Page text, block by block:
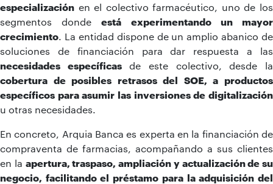
especialización en el colectivo farmacéutico, uno de los
segmentos dondeestá experimentando un mayor
crecimiento . La entidad dispone de un amplio abanico de
soluciones de financiación para dar respuesta a las
necesidades específicasde este colectivo, desde la
cobertura de posibles retrasos del SOE, a productos
específicos para asumir las inversiones de digitalización
u otras necesidades.
En concreto, Arquia Banca es experta en la financiación de
compraventa de farmacias, acompañando a sus clientes
en la apertura, traspaso, ampliación y actualización de su
negocio, facilitando el préstamo para la adquisición del